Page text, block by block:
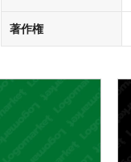
著作権